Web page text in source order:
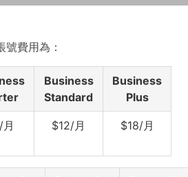
費用為：
Business
Standard
Business
Plus
$12/月 $18/月